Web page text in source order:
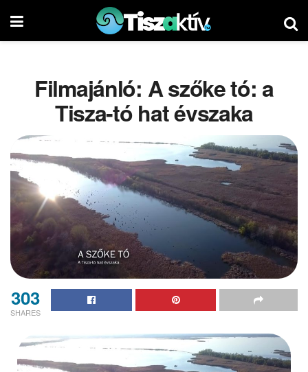
Filmajánló: A szőke tó: a
Tisza-tó hat évszaka
303
SHARES